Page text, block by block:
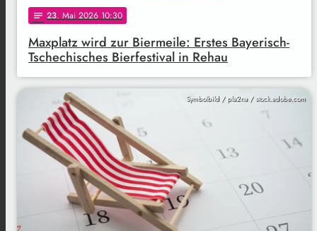
notes 23. Mai 2026 10:30
Maxplatz wird zur Biermeile: Erstes Bayerisch-
Tschechisches Bierfestival in Rehau
Symbolbild / pla2na / stock.adobe.com